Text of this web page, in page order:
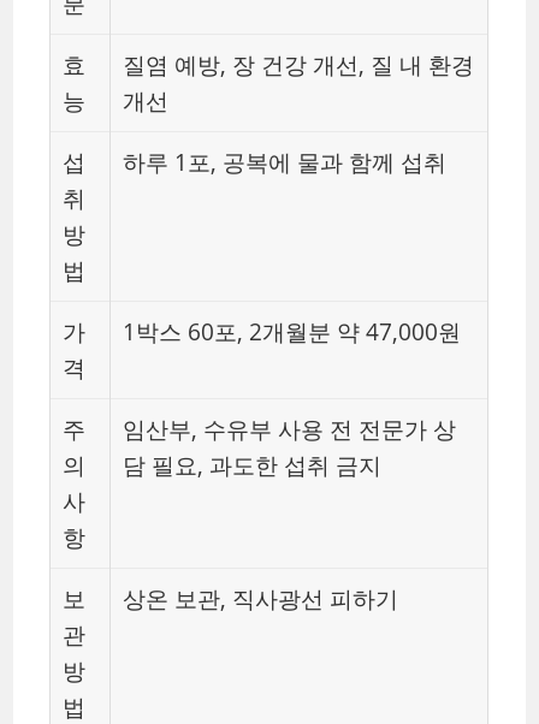
효
능
질염 예방, 장 건강 개선, 질 내 환경
개선
섭
취
방
법
하루 1포, 공복에 물과 함께 섭취
가
격
1박스 60포, 2개월분 약 47,000원
주
의
사
항
임산부, 수유부 사용 전 전문가 상
담 필요, 과도한 섭취 금지
보
관
방
법
상온 보관, 직사광선 피하기